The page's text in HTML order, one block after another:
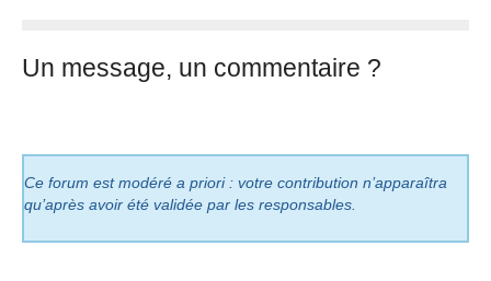
Un message, un commentaire ?
Ce forum est modéré a priori : votre contribution n’apparaîtra
qu’après avoir été validée par les responsables.